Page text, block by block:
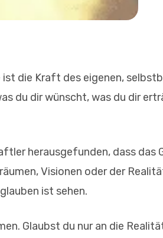
die Kraft des eigenen,
du dir wünscht, was du dir
herausgefunden, dass das
Visionen oder der
ist sehen.
Glaubst du nur an die